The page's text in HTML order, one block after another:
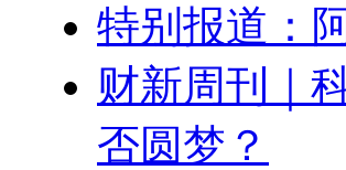
特别报道：
财新周刊｜
否圆梦？